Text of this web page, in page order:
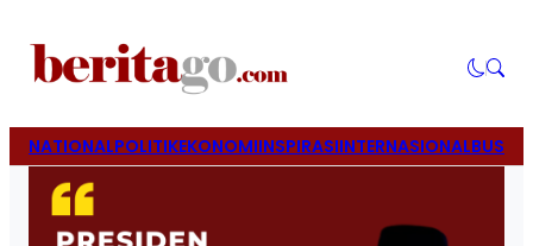
NATIONALPOLITIKEKONOMIINSPIRASIINTERNASIONAL